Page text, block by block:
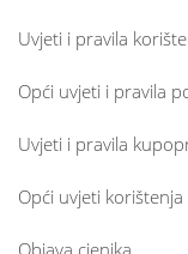
Uvjeti i pravila
Opći uvjeti i pravila
Uvjeti i pravila
Opći uvjeti